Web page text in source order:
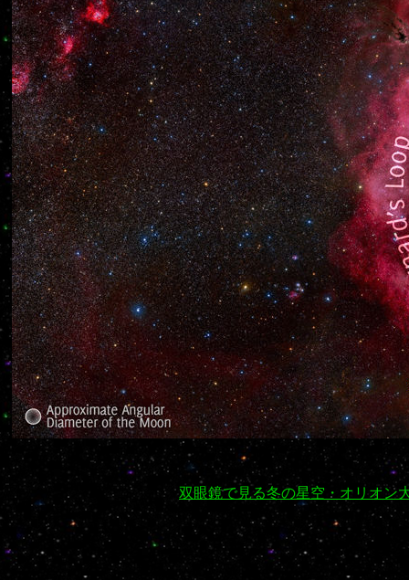
双眼鏡で見る冬の星空・オリオ